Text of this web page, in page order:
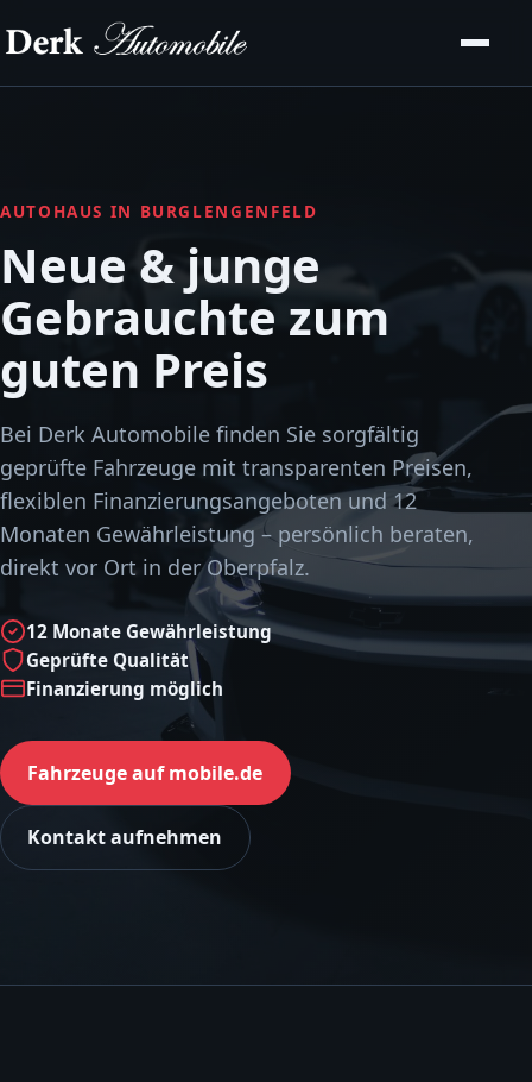
AUTOHAUS IN BURGLENGENFELD
Neue & junge
Gebrauchte zum
guten Preis
Bei Derk Automobile finden Sie sorgfältig
geprüfte Fahrzeuge mit transparenten Preisen,
flexiblen Finanzierungsangeboten und 12
Monaten Gewährleistung – persönlich beraten,
direkt vor Ort in der Oberpfalz.
12 Monate Gewährleistung
Geprüfte Qualität
Finanzierung möglich
Fahrzeuge auf mobile.de
Kontakt aufnehmen